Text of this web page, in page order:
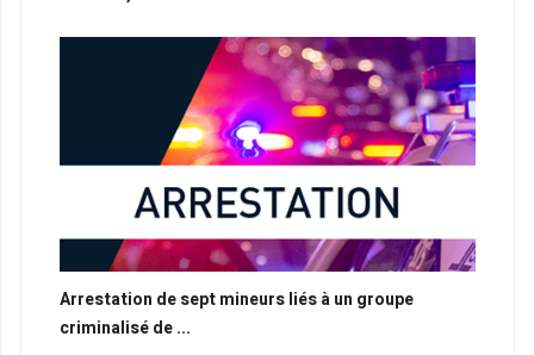
Arrestation de sept mineurs liés à un groupe
criminalisé de ...